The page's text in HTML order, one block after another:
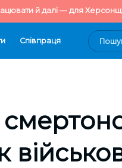
й далі — для
Cпівпраця